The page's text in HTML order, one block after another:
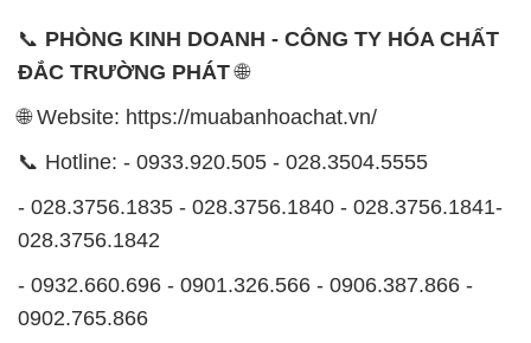
📞 PHÒNG KINH DOANH - CÔNG TY HÓA CHẤT
ĐẮC TRƯỜNG PHÁT🌐
🌐 Website: https://muabanhoachat.vn/
📞 Hotline: - 0933.920.505 - 028.3504.5555
- 028.3756.1835 - 028.3756.1840 - 028.3756.1841-
028.3756.1842
- 0932.660.696 - 0901.326.566 - 0906.387.866 -
0902.765.866